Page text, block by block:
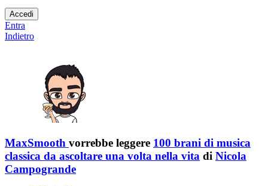
Accedi
Entra
Indietro
MaxSmooth vorrebbe leggere 100 brani di musica
classica da ascoltare una volta nella vita di Nicola
Campogrande